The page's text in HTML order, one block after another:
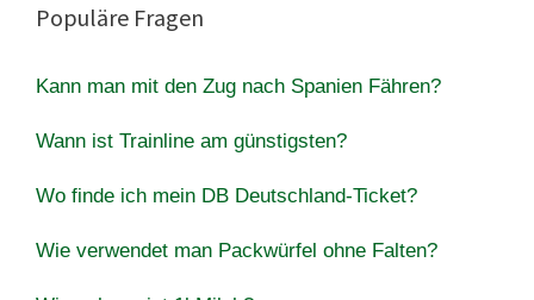
Populäre Fragen
Kann man mit den Zug nach Spanien Fähren?
Wann ist Trainline am günstigsten?
Wo finde ich mein DB Deutschland-Ticket?
Wie verwendet man Packwürfel ohne Falten?